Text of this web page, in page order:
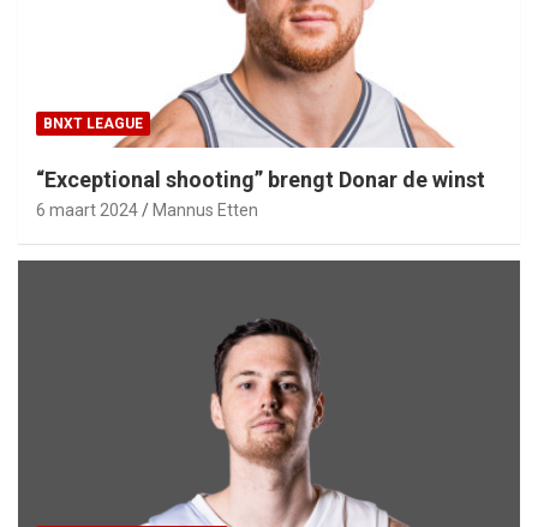
BNXT LEAGUE
“Exceptional shooting” brengt Donar de winst
6 maart 2024 Mannus Etten